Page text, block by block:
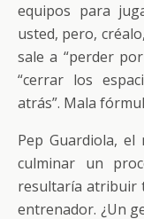
equipos para
usted, pero,
sale a “perder
“cerrar los
atrás”. Mala
Pep Guardiola,
culminar un
resultaría atribuir
entrenador. ¿Un